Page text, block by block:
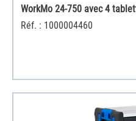
WorkMo 24-750 avec 4
Réf. : 1000004460